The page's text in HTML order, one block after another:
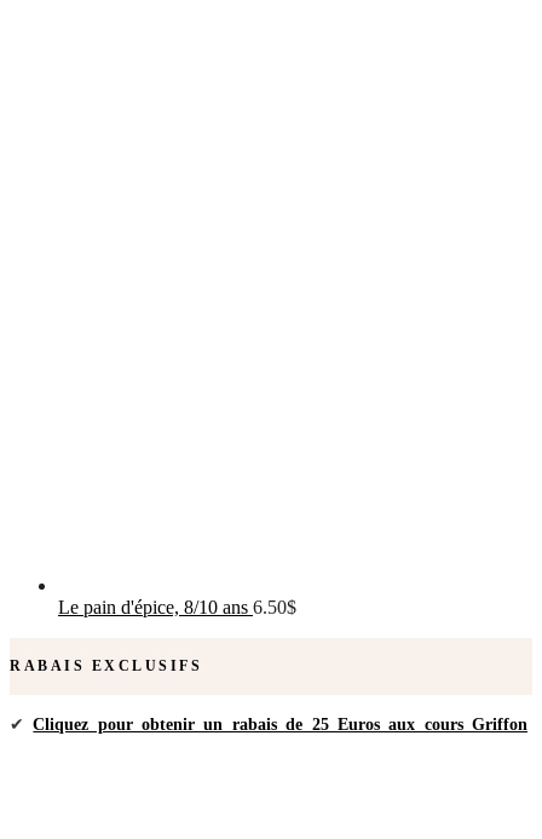
Le pain d'épice, 8/10 ans 6.50$
RABAIS EXCLUSIFS
✔Cliquez pour obtenir un rabais de 25 Euros aux cours Griffon